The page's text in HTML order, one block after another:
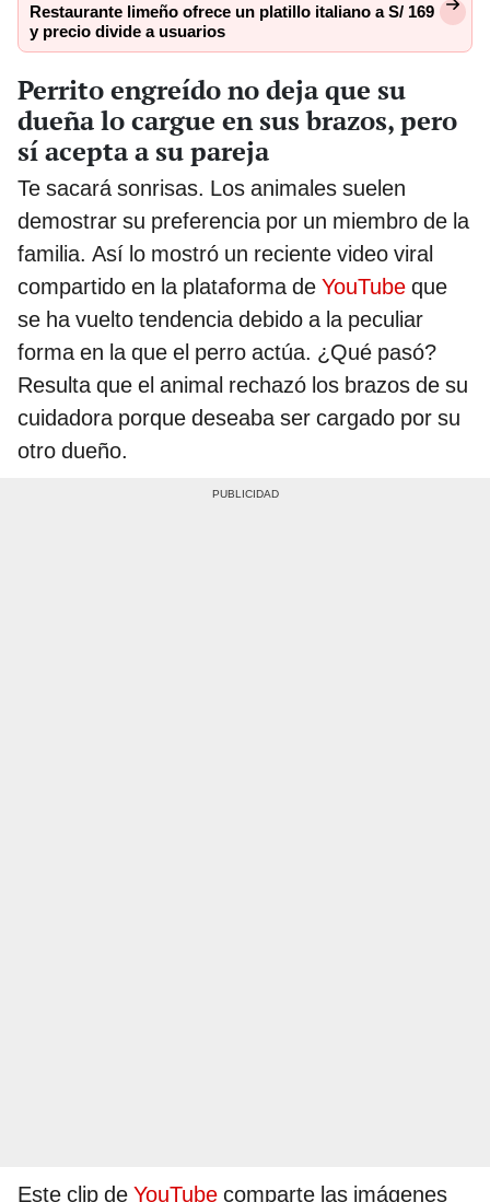
Restaurante limeño ofrece un platillo italiano a S/ 169
y precio divide a usuarios
Perrito engreído no deja que su
dueña lo cargue en sus brazos, pero
sí acepta a su pareja
Te sacará sonrisas. Los animales suelen
demostrar su preferencia por un miembro de la
familia. Así lo mostró un reciente video viral
compartido en la plataforma de YouTube que
se ha vuelto tendencia debido a la peculiar
forma en la que el perro actúa. ¿Qué pasó?
Resulta que el animal rechazó los brazos de su
cuidadora porque deseaba ser cargado por su
otro dueño.
Este clip de YouTube comparte las imágenes